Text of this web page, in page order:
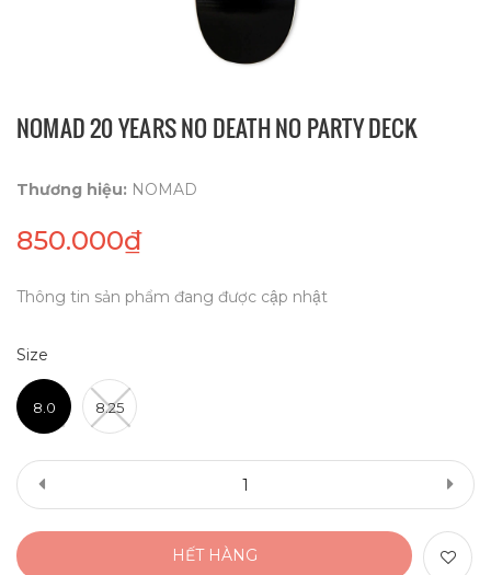
NOMAD 20 YEARS NO DEATH NO PARTY DECK
Thương hiệu: NOMAD
850.000₫
Thông tin sản phẩm đang được cập nhật
Size
8.0 8.25
HẾT HÀNG